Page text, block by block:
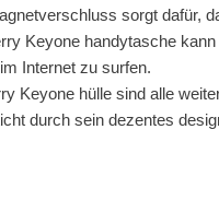
sorgt dafür,
Keyone handytasche
Internet zu surfen.
Keyone hülle sind alle
durch sein dezentes